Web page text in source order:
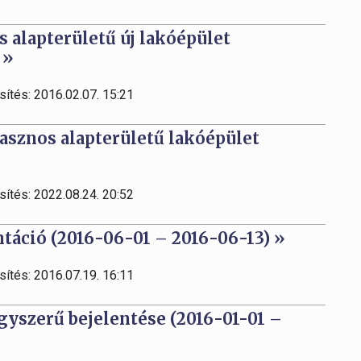
alapterületű új lakóépület
2016.02.07. 15:21
alapterületű lakóépület
2022.08.24. 20:52
(2016-06-01 – 2016-06-13) »
2016.07.19. 16:11
bejelentése (2016-01-01 –